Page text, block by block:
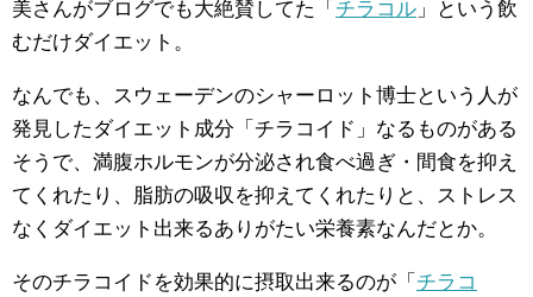
美さんがブログでも大絶賛してた「 チラコル 」という飲
むだけダイエット。
なんでも、スウェーデンのシャーロット博士という人が
発見したダイエット成分「チラコイド」なるものがある
そうで、満腹ホルモンが分泌され食べ過ぎ・間食を抑え
てくれたり、脂肪の吸収を抑えてくれたりと、ストレス
なくダイエット出来るありがたい栄養素なんだとか。
そのチラコイドを効果的に摂取出来るのが「 チラコ